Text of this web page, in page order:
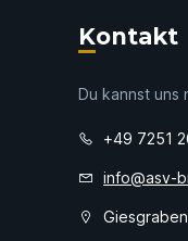
Kontakt
Du kannst uns
+49 7251
info@asv-